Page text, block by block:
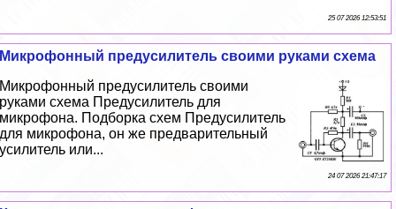
25 07 2026 12:53:51
Микрофонный предусилитель своими руками схема
Микрофонный предусилитель своими
руками схема Предусилитель для
микрофона. Подборка схем Предусилитель
для микрофона, он же предварительный
усилитель или...
24 07 2026 21:47:17